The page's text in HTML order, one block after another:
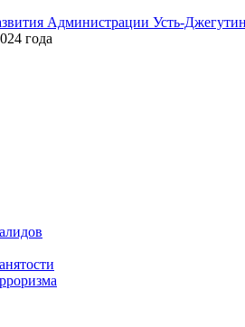
Администрации Усть-
года